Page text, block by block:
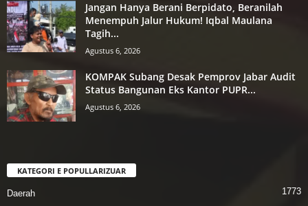
Jangan Hanya Berani Berpidato, Beranilah
Menempuh Jalur Hukum! Iqbal Maulana
Tagih...
Agustus 6, 2026
KOMPAK Subang Desak Pemprov Jabar Audit
Status Bangunan Eks Kantor PUPR...
Agustus 6, 2026
KATEGORI E POPULLARIZUAR
Daerah 1773